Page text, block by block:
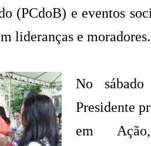
(PCdoB) e eventos
lideranças e moradores.
No
Presidente
em